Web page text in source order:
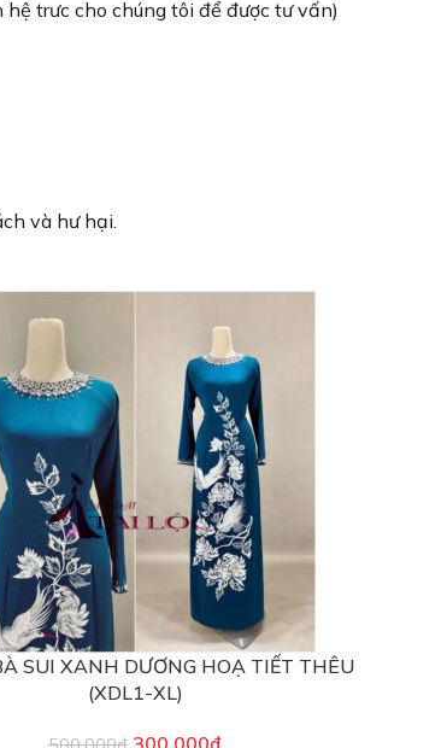
trưc cho chúng tôi để được tư vấn)
và hư hại.
SUI XANH DƯƠNG HOẠ TIẾT THÊU
(XDL1-XL)
300,000₫